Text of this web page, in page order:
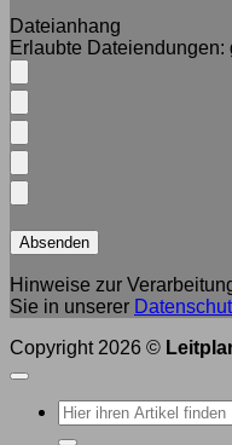
Dateianhang
Erlaubte Dateiendungen:
Hinweise zur
Sie in unserer
Copyright 2026 ©
Suche
nach: